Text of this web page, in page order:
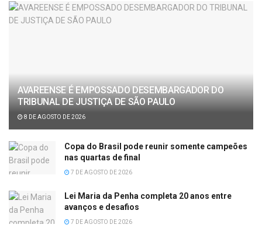
AVAREENSE É EMPOSSADO DESEMBARGADOR DO
TRIBUNAL DE JUSTIÇA DE SÃO PAULO
8 DE AGOSTO DE 2026
Copa do Brasil pode reunir somente campeões
nas quartas de final
7 DE AGOSTO DE 2026
Lei Maria da Penha completa 20 anos entre
avanços e desafios
7 DE AGOSTO DE 2026